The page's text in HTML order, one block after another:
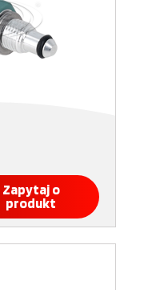
Zapytaj o
produkt